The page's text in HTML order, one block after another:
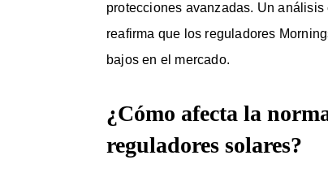
protecciones avanzadas. Un
reafirma que los reguladores
bajos en el mercado.
¿Cómo afecta la
reguladores solares?